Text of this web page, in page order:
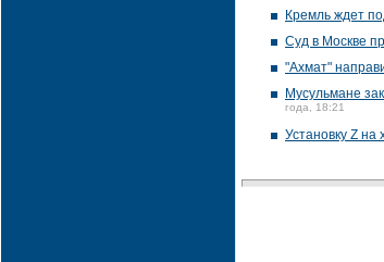
Кремль ждет
Суд в Москве
"Ахмат"
Мусульмане
года, 18:21
Установку Z на